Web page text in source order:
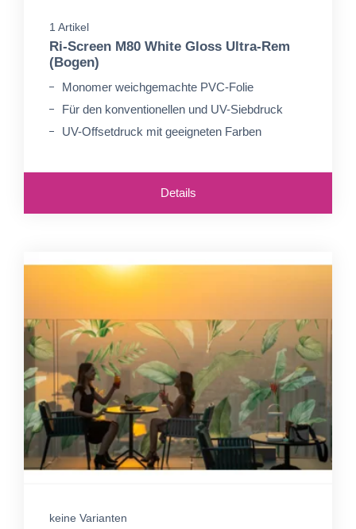
1 Artikel
Ri-Screen M80 White Gloss Ultra-Rem
(Bogen)
Monomer weichgemachte PVC-Folie
Für den konventionellen und UV-Siebdruck
UV-Offsetdruck mit geeigneten Farben
Details
keine Varianten